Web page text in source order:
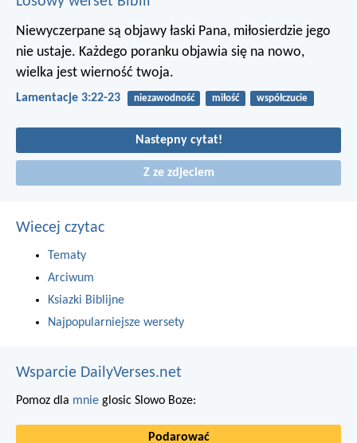
Niewyczerpane są objawy łaski Pana, miłosierdzie jego
nie ustaje. Każdego poranku objawia się na nowo,
wielka jest wierność twoja.
Lamentacje 3:22-23 niezawodność miłość współczucie
Nastepny cytat!
Z ze zdjeciem
Wiecej czytac
Tematy
Arciwum
Ksiazki Biblijne
Najpopularniejsze wersety
Wsparcie DailyVerses.net
Pomoz dla mnie glosic Slowo Boze:
Podarować